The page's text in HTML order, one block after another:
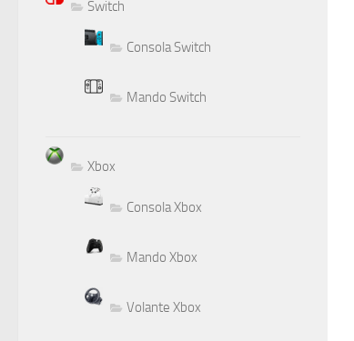
Switch
Consola Switch
Mando Switch
Xbox
Consola Xbox
Mando Xbox
Volante Xbox